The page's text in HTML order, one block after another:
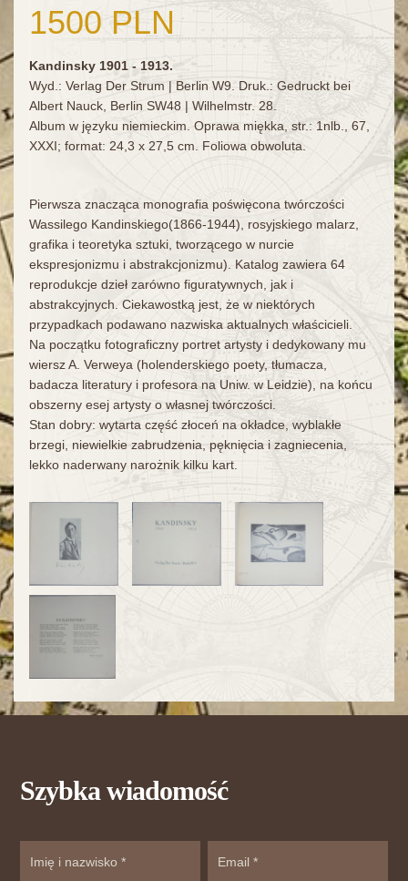
1500 PLN
Kandinsky 1901 - 1913.
Wyd.: Verlag Der Strum | Berlin W9. Druk.: Gedruckt bei
Albert Nauck, Berlin SW48 | Wilhelmstr. 28.
Album w języku niemieckim. Oprawa miękka, str.: 1nlb., 67,
XXXI; format: 24,3 x 27,5 cm. Foliowa obwoluta.
Pierwsza znacząca monografia poświęcona twórczości
Wassilego Kandinskiego(1866-1944), rosyjskiego malarz,
grafika i teoretyka sztuki, tworzącego w nurcie
ekspresjonizmu i abstrakcjonizmu). Katalog zawiera 64
reprodukcje dzieł zarówno figuratywnych, jak i
abstrakcyjnych. Ciekawostką jest, że w niektórych
przypadkach podawano nazwiska aktualnych właścicieli.
Na początku fotograficzny portret artysty i dedykowany mu
wiersz A. Verweya (holenderskiego poety, tłumacza,
badacza literatury i profesora na Uniw. w Leidzie), na końcu
obszerny esej artysty o własnej twórczości.
Stan dobry: wytarta część złoceń na okładce, wyblakłe
brzegi, niewielkie zabrudzenia, pęknięcia i zagniecenia,
lekko naderwany narożnik kilku kart.
Szybka wiadomość